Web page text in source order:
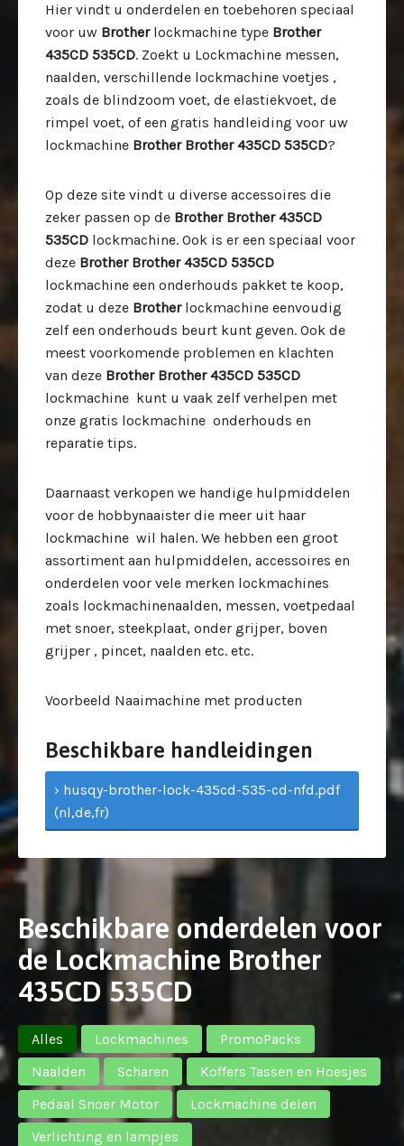
Hier vindt u onderdelen en toebehoren speciaal
voor uw Brotherlockmachine type Brother
435CD 535CD. Zoekt u Lockmachine messen,
naalden, verschillende lockmachine voetjes ,
zoals de blindzoom voet, de elastiekvoet, de
rimpel voet, of een gratis handleiding voor uw
lockmachine Brother Brother 435CD 535CD?
Op deze site vindt u diverse accessoires die
zeker passen op de Brother Brother 435CD
535CD lockmachine. Ook is er een speciaal voor
deze Brother Brother 435CD 535CD
lockmachine een onderhouds pakket te koop,
zodat u deze Brotherlockmachine eenvoudig
zelf een onderhouds beurt kunt geven. Ook de
meest voorkomende problemen en klachten
van deze Brother Brother 435CD 535CD
lockmachine kunt u vaak zelf verhelpen met
onze gratis lockmachine onderhouds en
reparatie tips.
Daarnaast verkopen we handige hulpmiddelen
voor de hobbynaaister die meer uit haar
lockmachine wil halen. We hebben een groot
assortiment aan hulpmiddelen, accessoires en
onderdelen voor vele merken lockmachines
zoals lockmachinenaalden, messen, voetpedaal
met snoer, steekplaat, onder grijper, boven
grijper , pincet, naalden etc. etc.
Voorbeeld Naaimachine met producten
Beschikbare handleidingen
› husqy-brother-lock-435cd-535-cd-nfd.pdf
(nl,de,fr)
Beschikbare onderdelen voor
de Lockmachine Brother
435CD 535CD
Alles Lockmachines
PromoPacks
Naalden
Scharen
Koffers Tassen en Hoesjes
Pedaal Snoer Motor
Lockmachine delen
Verlichting en lampjes